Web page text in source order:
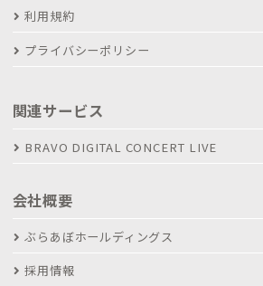
利用規約
プライバシーポリシー
関連サービス
BRAVO DIGITAL CONCERT LIVE
会社概要
ぶらあぼホールディングス
採用情報